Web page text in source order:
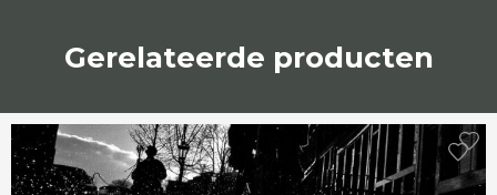
Gerelateerde producten